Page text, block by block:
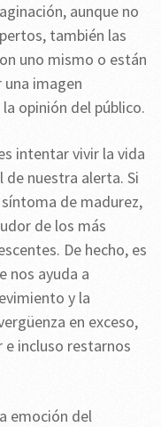
aunque no
también las
uno mismo o están
imagen
opinión del público.
intentar vivir la vida
de nuestra alerta. Si
de madurez,
de los más
De hecho, es
nos ayuda a
y la
en exceso,
incluso restarnos
emoción del